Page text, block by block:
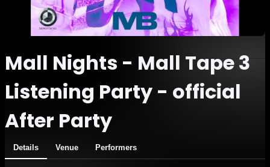
Mall Nights - Mall Tape 3
Listening Party - official
After Party
Details Venue Performers